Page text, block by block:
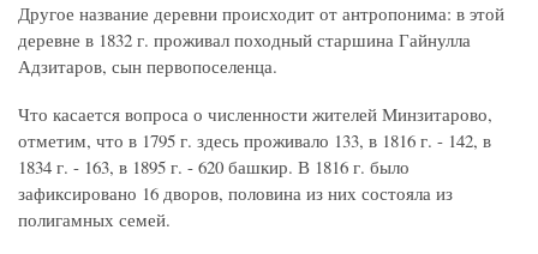
Другое название деревни происходит от антропонима: в этой
деревне в 1832 г. проживал походный старшина Гайнулла
Адзитаров, сын первопоселенца.
Что касается вопроса о численности жителей Минзитарово,
отметим, что в 1795 г. здесь проживало 133, в 1816 г. - 142, в
1834 г. - 163, в 1895 г. - 620 башкир. В 1816 г. было
зафиксировано 16 дворов, половина из них состояла из
полигамных семей.